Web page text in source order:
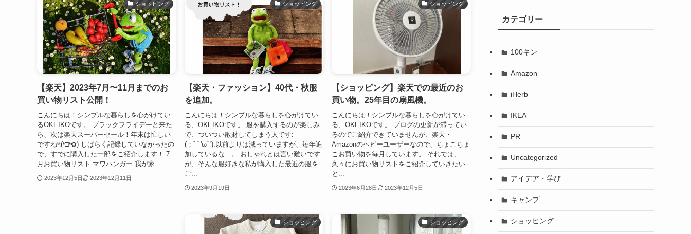
ショッピング
【楽天】2023年7月〜11月までのお
買い物リスト公開！
こんにちは！シンプルな暮らしを心がけてい
るOKEIKOです。 ブラックフライデーと来た
ら、次は楽天スーパーセール！年末は忙しい
ですね੧(❛□❛✿) しばらく記録していなかったの
で、すでに購入した一部をご紹介します！ 7
月お買い物リスト マワハンガー 我が家...
2023年12月5日 2023年12月11日
ショッピング
【楽天・ファッション】40代・秋服
を追加。
こんにちは！シンプルな暮らしを心がけてい
る、OKEIKOです。 服を購入するのが楽しみ
で、ついつい散財してしまう人です:
(；ﾞﾟ'ωﾟ'):以前よりは減っていますが、毎年追
加しているな…。 おしゃれとは言い難いです
が、そんな服好きな私が購入した最近の服を
ご...
2023年9月19日
ショッピング
【ショッピング】楽天での最近のお
買い物。25年目の扇風機。
こんにちは！シンプルな暮らしを心がけてい
る、OKEIKOです。 ブログの更新が滞ってい
るのでご紹介できていませんが、楽天・
Amazonのヘビーユーザーなので、ちょこちょ
こお買い物を毎月しています。 それでは、
久々にお買い物リストをご紹介していきたい
と...
2023年6月28日 2023年12月5日
ショッピング ショッピング
カテゴリー
100キン
Amazon
iHerb
IKEA
PR
Uncategorized
アイデア・学び
キャンプ
ショッピング